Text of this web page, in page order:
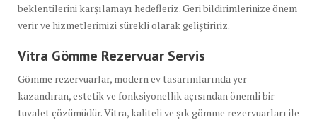
beklentilerini karşılamayı hedefleriz. Geri bildirimlerinize önem
verir ve hizmetlerimizi sürekli olarak geliştiririz.
Vitra Gömme Rezervuar Servis
Gömme rezervuarlar, modern ev tasarımlarında yer
kazandıran, estetik ve fonksiyonellik açısından önemli bir
tuvalet çözümüdür. Vitra, kaliteli ve şık gömme rezervuarları ile